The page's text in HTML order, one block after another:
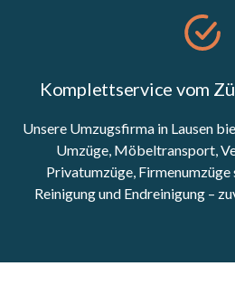
Komplettservice vom
Unsere Umzugsfirma in Lausen
Umzüge, Möbeltransport,
Privatumzüge,
Reinigung und Endreinigung –